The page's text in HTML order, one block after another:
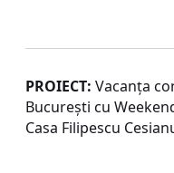
PROIECT: Vacanța
București cu
Casa Filipescu